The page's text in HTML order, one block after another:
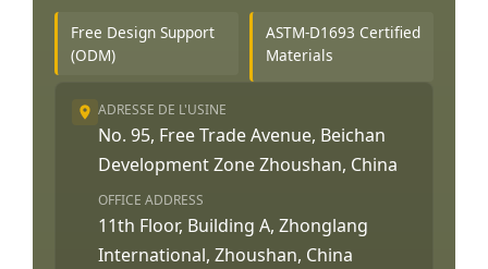
Free Design Support
(ODM)
ASTM-D1693 Certified
Materials
ADRESSE DE L'USINE
No. 95, Free Trade Avenue, Beichan
Development Zone Zhoushan, China
OFFICE ADDRESS
11th Floor, Building A, Zhonglang
International, Zhoushan, China